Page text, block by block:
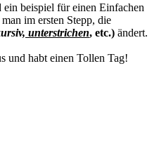
beispiel für einen Einfachen
im ersten Stepp, die
unterstrichen, etc.) ändert.
und habt einen Tollen Tag!